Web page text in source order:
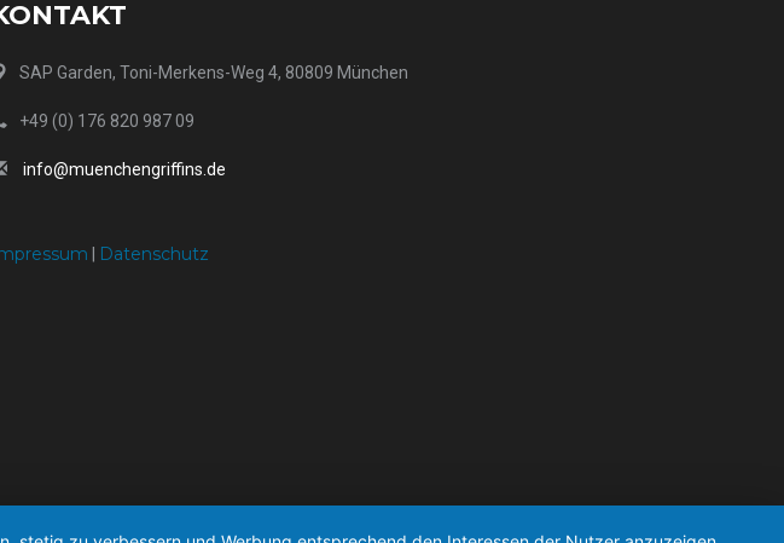
SAP Garden, Toni-Merkens-Weg 4, 80809 München
+49 (0) 176 820 987 09
info@muenchengriffins.de
Datenschutz